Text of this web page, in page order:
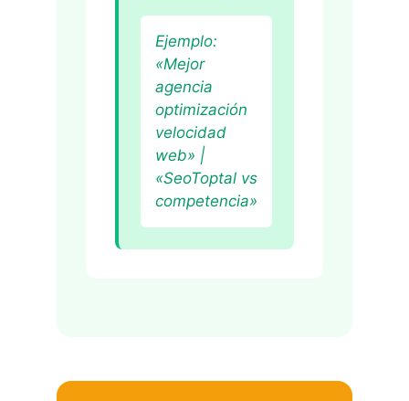
Ejemplo:
«Mejor
agencia
optimización
velocidad
web» |
«SeoToptal vs
competencia»